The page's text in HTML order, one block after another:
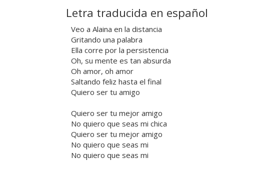
Letra traducida en español
Veo a Alaina en la distancia
Gritando una palabra
Ella corre por la persistencia
Oh, su mente es tan absurda
Oh amor, oh amor
Saltando feliz hasta el final
Quiero ser tu amigo
Quiero ser tu mejor amigo
No quiero que seas mi chica
Quiero ser tu mejor amigo
No quiero que seas mi
No quiero que seas mi